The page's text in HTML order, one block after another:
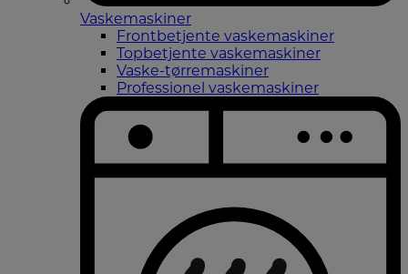
Vaskemaskiner
Frontbetjente vaskemaskiner
Topbetjente vaskemaskiner
Vaske-tørremaskiner
Professionel vaskemaskiner